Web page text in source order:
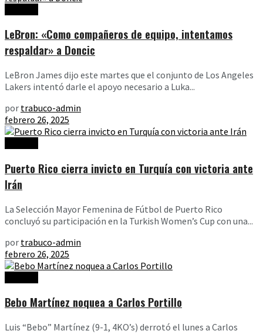
LeBron: «Como compañeros de equipo, intentamos
respaldar» a Doncic
LeBron James dijo este martes que el conjunto de Los Angeles
Lakers intentó darle el apoyo necesario a Luka...
por trabuco-admin
febrero 26, 2025
Puerto Rico cierra invicto en Turquía con victoria ante
Irán
La Selección Mayor Femenina de Fútbol de Puerto Rico
concluyó su participación en la Turkish Women’s Cup con una...
por trabuco-admin
febrero 26, 2025
Bebo Martínez noquea a Carlos Portillo
Luis “Bebo” Martínez (9-1, 4KO’s) derrotó el lunes a Carlos